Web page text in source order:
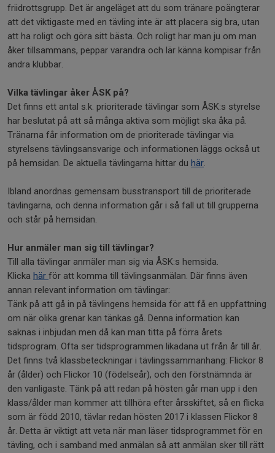
friidrottsgrupp. Det är angeläget att du som tränare poängterar
att det viktigaste med en tävling inte är att placera sig bra, utan
att ha roligt och göra sitt bästa. Och roligt har man ju om man
åker tillsammans, peppar varandra och lär känna kompisar från
andra klubbar.
Vilka tävlingar åker ÅSK på?
Det finns ett antal s.k. prioriterade tävlingar som ÅSK:s styrelse
har beslutat på att så många aktiva som möjligt ska åka på.
Tränarna får information om de prioriterade tävlingar via
styrelsens tävlingsansvarige och informationen läggs också ut
på hemsidan. De aktuella tävlingarna hittar du här.
Ibland anordnas gemensam busstransport till de prioriterade
tävlingarna, och denna information går i så fall ut till grupperna
och står på hemsidan.
Hur anmäler man sig till tävlingar?
Till alla tävlingar anmäler man sig via ÅSK:s hemsida.
Klicka här för att komma till tävlingsanmälan. Där finns även
annan relevant information om tävlingar:
Tänk på att gå in på tävlingens hemsida för att få en uppfattning
om när olika grenar kan tänkas gå. Denna information kan
saknas i inbjudan men då kan man titta på förra årets
tidsprogram. Ofta ser tidsprogrammen likadana ut från år till år.
Det finns två klassbeteckningar i tävlingssammanhang: Flickor 8
år (ålder) och Flickor 10 (födelseår), och den förstnämnda är
den vanligaste. Tänk på att redan på hösten går man upp i den
klass/ålder man kommer att tillhöra efter årsskiftet, så en flicka
som är född 2010, tävlar redan hösten 2017 i klassen Flickor 8
år. Detta är viktigt att veta när man läser tidsprogrammet för en
tävling, och i samband med anmälan så att anmälan sker till rätt